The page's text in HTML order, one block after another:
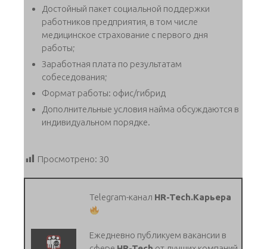
Достойный пакет социальной поддержки
работников предприятия, в том числе
медицинское страхование с первого дня
работы;
Заработная плата по результатам
собеседования;
Формат работы: офис/гибрид
Дополнительные условия найма обсуждаются в
индивидуальном порядке.
Просмотрено: 30
Telegram-канал HR-Tech.Карьера
Ежедневно публикуем вакансии в